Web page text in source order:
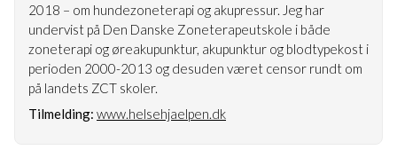
2018 – om hundezoneterapi og akupressur. Jeg har
undervist på Den Danske Zoneterapeutskole i både
zoneterapi og øreakupunktur, akupunktur og blodtypekost i
perioden 2000-2013 og desuden været censor rundt om
på landets ZCT skoler.
Tilmelding: www.helsehjaelpen.dk